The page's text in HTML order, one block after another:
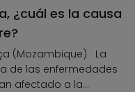
¿cuál es la causa
(Mozambique) La
de las enfermedades
afectado a la...